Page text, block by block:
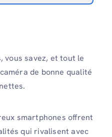
vous savez, et tout le
de bonne qualité
smartphones offrent
qui rivalisent avec